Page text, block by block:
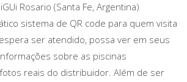
Rosario (Santa Fe, Argentina)
sistema de QR code para quem visita
ser atendido, possa ver em seus
sobre as piscinas
reais do distribuidor. Além de ser